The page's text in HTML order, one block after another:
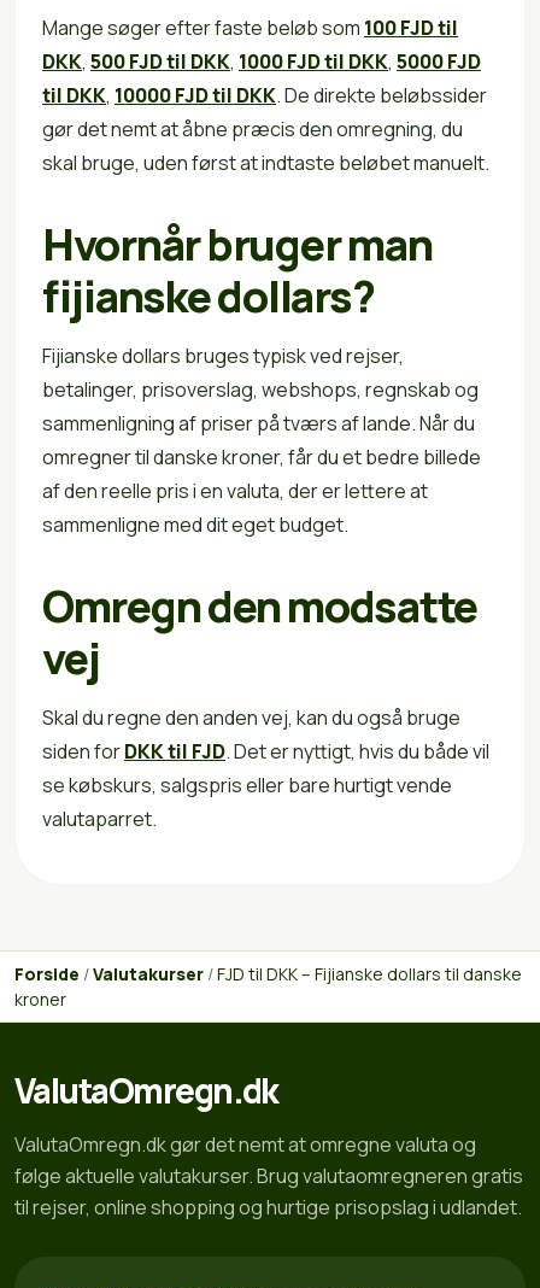
Mange søger efter faste beløb som 100 FJD til
DKK, 500 FJD til DKK, 1000 FJD til DKK, 5000 FJD
til DKK, 10000 FJD til DKK. De direkte beløbssider
gør det nemt at åbne præcis den omregning, du
skal bruge, uden først at indtaste beløbet manuelt.
Hvornår bruger man
fijianske dollars?
Fijianske dollars bruges typisk ved rejser,
betalinger, prisoverslag, webshops, regnskab og
sammenligning af priser på tværs af lande. Når du
omregner til danske kroner, får du et bedre billede
af den reelle pris i en valuta, der er lettere at
sammenligne med dit eget budget.
Omregn den modsatte
vej
Skal du regne den anden vej, kan du også bruge
siden forDKK til FJD. Det er nyttigt, hvis du både vil
se købskurs, salgspris eller bare hurtigt vende
valutaparret.
Forside /Valutakurser /FJD til DKK – Fijianske dollars til danske
kroner
ValutaOmregn.dk
ValutaOmregn.dk gør det nemt at omregne valuta og
følge aktuelle valutakurser. Brug valutaomregneren gratis
til rejser, online shopping og hurtige prisopslag i udlandet.